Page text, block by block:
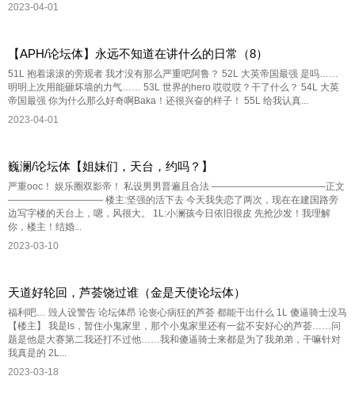
2023-04-01
【APH/论坛体】永远不知道在讲什么的日常（8）
51L 抱着滚滚的旁观者 我才没有那么严重吧阿鲁？ 52L 大英帝国最强 是吗……
明明上次用能砸坏墙的力气…… 53L 世界的hero 哎哎哎？干了什么？ 54L 大英
帝国最强 你为什么那么好奇啊Baka！还很兴奋的样子！ 55L 给我认真...
2023-04-01
巍澜/论坛体【姐妹们，天台，约吗？】
严重ooc！ 娱乐圈双影帝！ 私设男男普遍且合法 ————————————正文
—————————— 楼主:坚强的活下去 今天我失恋了两次，现在在建国路旁
边写字楼的天台上，嗯，风很大。 1L:小澜孩今日依旧很皮 先抢沙发！我理解
你，楼主！结婚...
2023-03-10
天道好轮回，芦荟饶过谁（金是天使论坛体）
福利吧… 毁人设警告 论坛体昂 论丧心病狂的芦荟 都能干出什么 1L 傻逼骑士没马
【楼主】 我是ls，暂住小鬼家里，那个小鬼家里还有一盆不安好心的芦荟……问
题是他是大赛第二我还打不过他……我和傻逼骑士来都是为了我弟弟，干嘛针对
我真是的 2L...
2023-03-18